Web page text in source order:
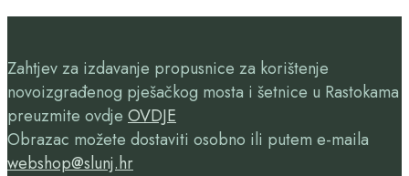
Zahtjev za izdavanje propusnice za korištenje
novoizgrađenog pješačkog mosta i šetnice u Rastokama
preuzmite ovdje OVDJE
Obrazac možete dostaviti osobno ili putem e-maila
webshop@slunj.hr